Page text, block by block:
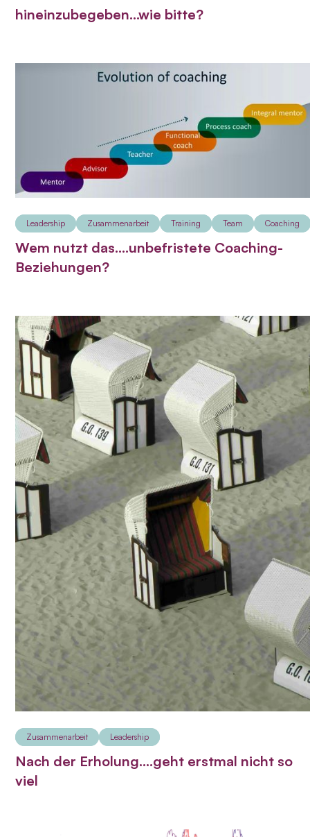
hineinzubegeben...wie bitte?
Leadership Zusammenarbeit Training Team Coaching
Wem nutzt das....unbefristete Coaching-
Beziehungen?
Zusammenarbeit Leadership
Nach der Erholung....geht erstmal nicht so
viel